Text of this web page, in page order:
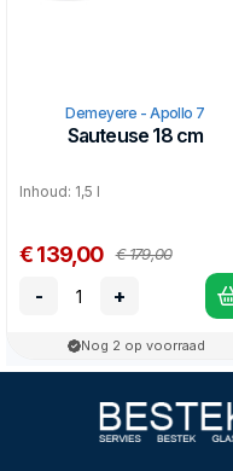
Demeyere - Apollo 7
Sauteuse 18 cm
Inhoud: 1,5 l
€ 139,00 € 179,00
- +
Nog 2 op voorraad